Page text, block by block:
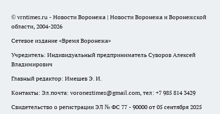
© vrntimes.ru - Новости Воронежа | Новости Воронежа и Воронежской
области, 2004-2026
Сетевое издание «Время Воронежа»
Учредитель: Индивидуальный предприниматель Суворов Алексей
Владимирович
Главный редактор: Имешев Э. И.
Контакты: Эл.почта: voroneztimes@gmail.com, тел: +7 985 814 3429
Свидетельство о регистрации ЭЛ № ФС 77 - 90000 от 05 сентября 2025